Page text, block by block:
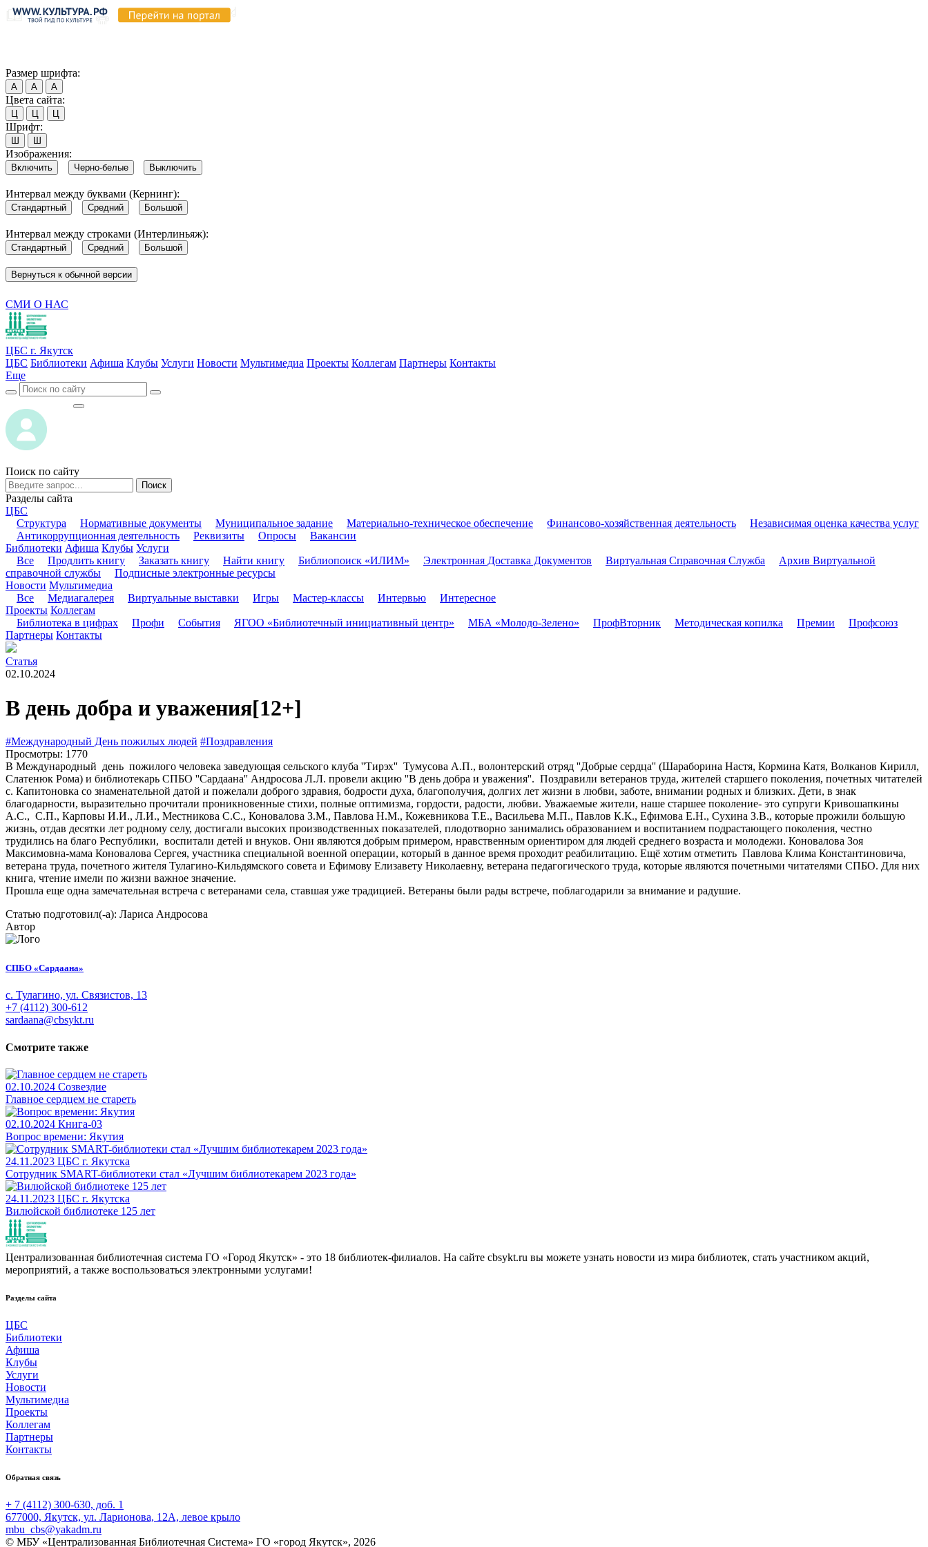
Размер шрифта:
А А А
Цвета сайта:
Ц Ц Ц
Шрифт:
Ш Ш
Изображения:
Включить Черно-белые Выключить
Интервал между буквами (Кернинг):
Стандартный Средний Большой
Интервал между строками (Интерлиньяж):
Стандартный Средний Большой
Вернуться к обычной версии
СМИ О НАС
ЦБС г. Якутск
ЦБС Библиотеки Афиша Клубы Услуги Новости Мультимедиа Проекты Коллегам Партнеры Контакты
Еще
Поиск по сайту
Поиск
Разделы сайта
ЦБС
Структура
Нормативные документы Муниципальное задание Материально-техническое обеспечение Финансово-хозяйственная деятельность
Независимая оценка качества услуг
Антикоррупционная деятельность
Реквизиты Опросы
Вакансии
Библиотеки Афиша Клубы Услуги
Все
Продлить книгу Заказать книгу Найти книгу Библиопоиск «ИЛИМ» Электронная Доставка Документов Виртуальная Справочная Служба
Архив Виртуальной
справочной службы
Подписные электронные ресурсы
Новости Мультимедиа
Все
Медиагалерея Виртуальные выставки Игры Мастер-классы Интервью
Интересное
Проекты Коллегам
Библиотека в цифрах
Профи События ЯГОО «Библиотечный инициативный центр» МБА «Молодо-Зелено» ПрофВторник Методическая копилка Премии
Профсоюз
Партнеры Контакты
Статья
02.10.2024
В день добра и уважения[12+]
#Международный День пожилых людей #Поздравления
Просмотры: 1770
В Международный день пожилого человека заведующая сельского клуба ''Тирэх'' Тумусова А.П., волонтерский отряд ''Добрые сердца'' (Шараборина Настя, Кормина Катя, Волканов Кирилл,
Слатенюк Рома) и библиотекарь СПБО ''Сардаана'' Андросова Л.Л. провели акцию ''В день добра и уважения''. Поздравили ветеранов труда, жителей старшего поколения, почетных читателей
с. Капитоновка со знаменательной датой и пожелали доброго здравия, бодрости духа, благополучия, долгих лет жизни в любви, заботе, внимании родных и близких. Дети, в знак
благодарности, выразительно прочитали проникновенные стихи, полные оптимизма, гордости, радости, любви. Уважаемые жители, наше старшее поколение- это супруги Кривошапкины
А.С., С.П., Карповы И.И., Л.И., Местникова С.С., Коновалова З.М., Павлова Н.М., Кожевникова Т.Е., Васильева М.П., Павлов К.К., Ефимова Е.Н., Сухина З.В., которые прожили большую
жизнь, отдав десятки лет родному селу, достигали высоких производственных показателей, плодотворно занимались образованием и воспитанием подрастающего поколения, честно
трудились на благо Республики, воспитали детей и внуков. Они являются добрым примером, нравственным ориентиром для людей среднего возраста и молодежи. Коновалова Зоя
Максимовна-мама Коновалова Сергея, участника специальной военной операции, который в данное время проходит реабилитацию. Ещё хотим отметить Павлова Клима Константиновича,
ветерана труда, почетного жителя Тулагино-Кильдямского совета и Ефимову Елизавету Николаевну, ветерана педагогического труда, которые являются почетными читателями СПБО. Для них
книга, чтение имели по жизни важное значение.
Прошла еще одна замечательная встреча с ветеранами села, ставшая уже традицией. Ветераны были рады встрече, поблагодарили за внимание и радушие.
Статью подготовил(-а): Лариса Андросова
Автор
СПБО «Сардаана»
с. Тулагино, ул. Связистов, 13
+7 (4112) 300-612
sardaana@cbsykt.ru
Смотрите также
02.10.2024 Созвездие
Главное сердцем не стареть
02.10.2024 Книга-03
Вопрос времени: Якутия
24.11.2023 ЦБС г. Якутска
Сотрудник SMART-библиотеки стал «Лучшим библиотекарем 2023 года»
24.11.2023 ЦБС г. Якутска
Вилюйской библиотеке 125 лет
Централизованная библиотечная система ГО «Город Якутск» - это 18 библиотек-филиалов. На сайте cbsykt.ru вы можете узнать новости из мира библиотек, стать участником акций,
мероприятий, а также воспользоваться электронными услугами!
Разделы сайта
ЦБС
Библиотеки
Афиша
Клубы
Услуги
Новости
Мультимедиа
Проекты
Коллегам
Партнеры
Контакты
Обратная связь
+ 7 (4112) 300-630, доб. 1
677000, Якутск, ул. Ларионова, 12А, левое крыло
mbu_cbs@yakadm.ru
© МБУ «Централизованная Библиотечная Система» ГО «город Якутск», 2026